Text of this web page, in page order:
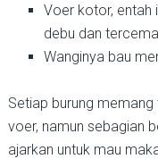
Voer kotor, entah
debu dan
Wanginya bau
Setiap burung
voer, namun sebagian
ajarkan untuk mau